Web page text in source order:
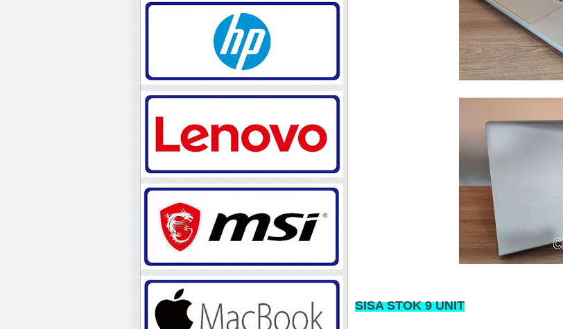
SISA STOK 9 UNIT